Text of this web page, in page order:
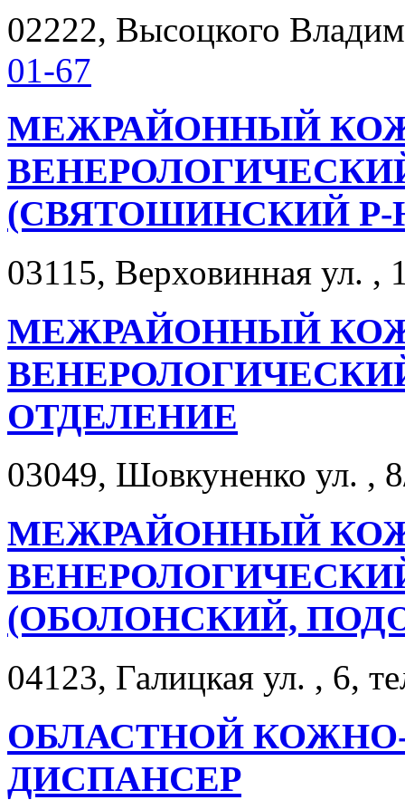
02222, Высоцкого
01-67
МЕЖРАЙОННЫЙ
(СВЯТОШИНСКИЙ Р-
03115, Верховинная ул. ,
МЕЖРАЙОННЫЙ
ОТДЕЛЕНИЕ
03049, Шовкуненко ул. ,
МЕЖРАЙОННЫЙ
(ОБОЛОНСКИЙ,
04123, Галицкая ул. , 6,
ОБЛАСТНОЙ
ДИСПАНСЕР